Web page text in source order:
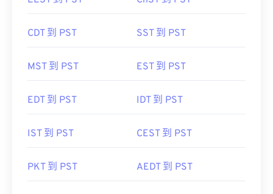
CDT 到 PST SST 到 PST
MST 到 PST EST 到 PST
EDT 到 PST IDT 到 PST
IST 到 PST CEST 到 PST
PKT 到 PST AEDT 到 PST